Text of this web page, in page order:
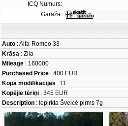
ICQ Numurs:
Garāža:
Auto : Alfa-Romeo 33
Krāsa : Zila
Mileage : 160000
Purchased Price : 400 EUR
Kopā modifikācijas : 11
Kopējie tēriņi : 345 EUR
Description : Iepirkta Šveicē pirms 7g